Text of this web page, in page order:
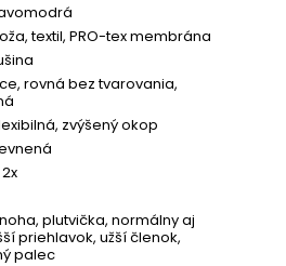
textil, PRO-tex membrána
rovná bez tvarovania,
zvýšený okop
plutvička, normálny aj
priehlavok, užší členok,
palec